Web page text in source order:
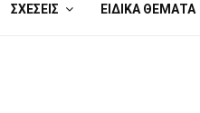
ΣΧΕΣΕΙΣ ΕΙΔΙΚΑ ΘΕΜΑΤΑ